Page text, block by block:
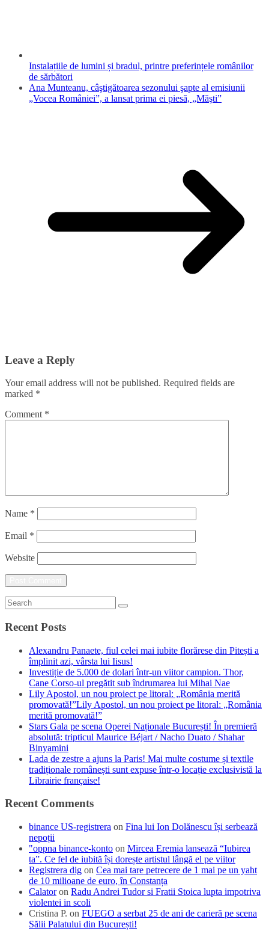
Instalațiile de lumini și bradul, printre preferințele românilor
de sărbători
Ana Munteanu, câştigătoarea sezonului şapte al emisiunii
„Vocea României”, a lansat prima ei piesă, „Măşti”
Leave a Reply
Your email address will not be published. Required fields are
marked *
Comment *
Name *
Email *
Website
Recent Posts
Alexandru Panaete, fiul celei mai iubite florărese din Pitești a
împlinit azi, vârsta lui Iisus!
Investiție de 5.000 de dolari într-un viitor campion. Thor,
Cane Corso-ul pregătit sub îndrumarea lui Mihai Nae
Lily Apostol, un nou proiect pe litoral: „România merită
promovată!”Lily Apostol, un nou proiect pe litoral: „România
merită promovată!”
Stars Gala pe scena Operei Naționale București! În premieră
absolută: tripticul Maurice Béjart / Nacho Duato / Shahar
Binyamini
Lada de zestre a ajuns la Paris! Mai multe costume și textile
tradiționale românești sunt expuse într-o locație exclusivistă la
Librairie française!
Recent Comments
binance US-registrera on Fina lui Ion Dolănescu își serbează
nepoții
"oppna binance-konto on Mircea Eremia lansează “Iubirea
ta”. Ce fel de iubită își dorește artistul lângă el pe viitor
Registrera dig on Cea mai tare petrecere de 1 mai pe un yaht
de 10 milioane de euro, în Constanța
Calatoron Radu Andrei Tudor si Fratii Stoica lupta impotriva
violentei in scoli
Cristina P. on FUEGO a serbat 25 de ani de carieră pe scena
Sălii Palatului din București!